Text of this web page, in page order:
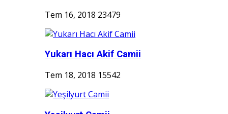
Tem 16, 2018 23479
Yukarı Hacı Akif Camii
Tem 18, 2018 15542